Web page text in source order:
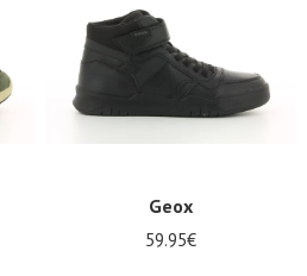
Geox
59.95€